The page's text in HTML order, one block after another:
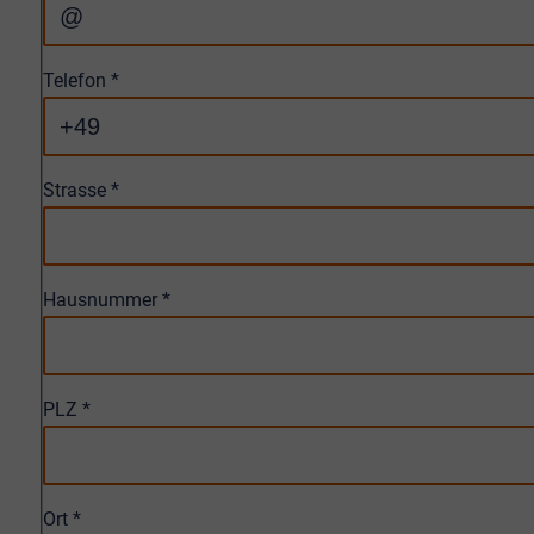
Telefon *
Strasse *
Hausnummer *
PLZ *
Ort *